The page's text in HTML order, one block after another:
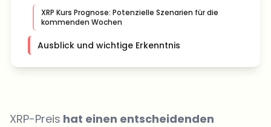
XRP Kurs Prognose: Potenzielle Szenarien für die
kommenden Wochen
Ausblick und wichtige Erkenntnis
XRP-Preis hat einen entscheidenden